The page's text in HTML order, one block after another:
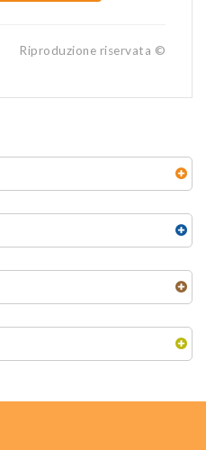
Riproduzione riservata ©